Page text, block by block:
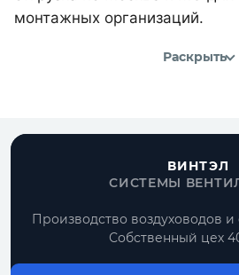
монтажных организаций.
Раскрыть
ВИНТЭЛ
СИСТЕМЫ
Производство воздуховодов
Собственный цех